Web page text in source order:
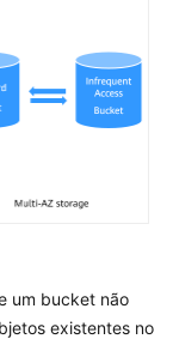
um bucket não
existentes no